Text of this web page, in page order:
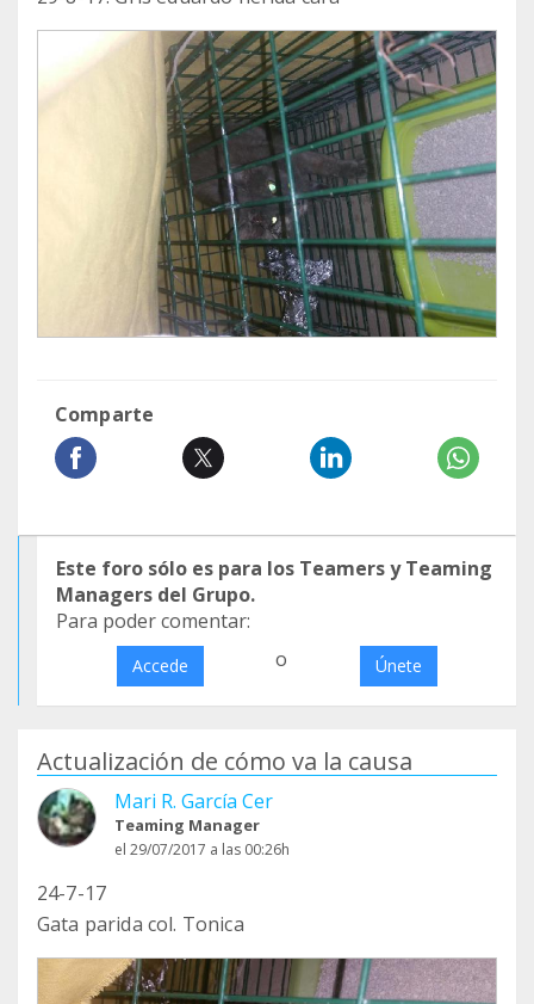
Comparte
Este foro sólo es para los Teamers y Teaming
Managers del Grupo.
Para poder comentar:
Accede o Únete
Actualización de cómo va la causa
Mari R. García Cer
Teaming Manager
el 29/07/2017 a las 00:26h
24-7-17
Gata parida col. Tonica